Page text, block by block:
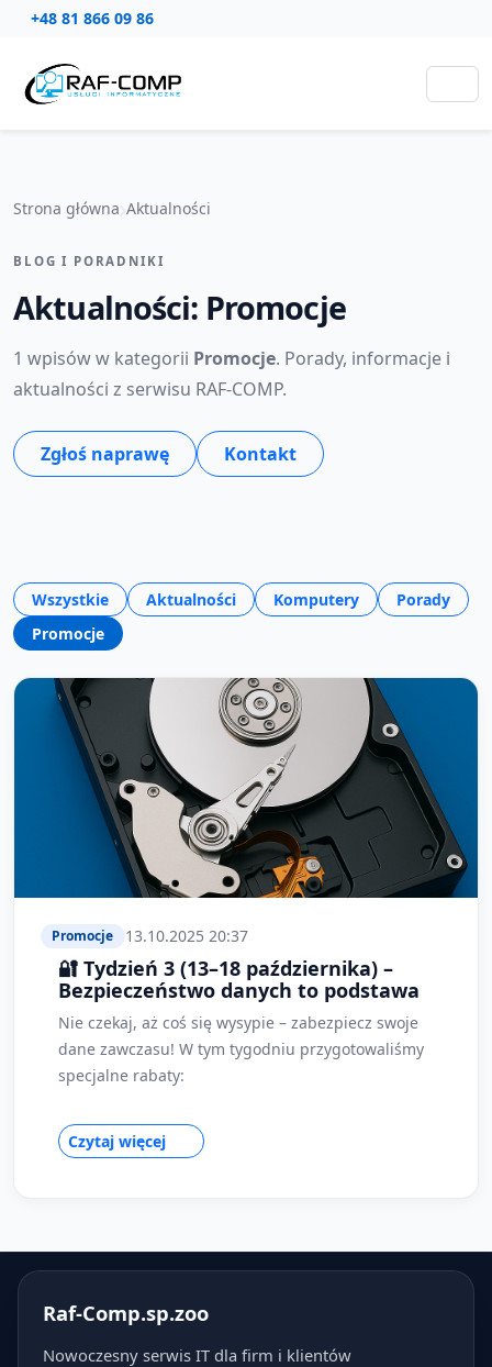
+48 81 866 09 86
Strona główna Aktualności
BLOG I PORADNIKI
Aktualności: Promocje
1 wpisów w kategorii Promocje. Porady, informacje i
aktualności z serwisu RAF-COMP.
Zgłoś naprawę Kontakt
Wszystkie Aktualności Komputery
Porady
Promocje
Promocje 13.10.2025 20:37
🔐 Tydzień 3 (13–18 października) –
Bezpieczeństwo danych to podstawa
Nie czekaj, aż coś się wysypie – zabezpiecz swoje
dane zawczasu! W tym tygodniu przygotowaliśmy
specjalne rabaty:
Czytaj więcej
Raf-Comp.sp.zoo
Nowoczesny serwis IT dla firm i klientów